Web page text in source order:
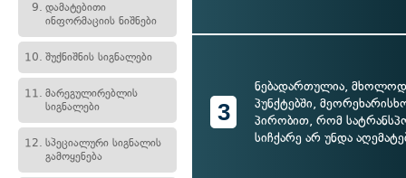
9. დამატებითი
ინფორმაციის ნიშნები
10. შუქნიშნის სიგნალები
11. მარეგულირებლის
სიგნალები
12. სპეციალური სიგნალის
გამოყენება
3
ნებადართულია,
პუნქტებში,
პირობით, რომ
სიჩქარე არ უნდა